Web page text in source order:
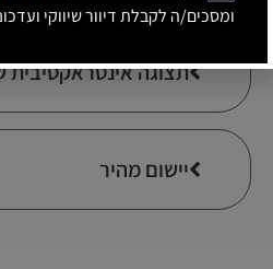
תצוגה אינטראקטיבית
יישום מהיר
ומסכים/ה לקבלת דיוור שיווקי